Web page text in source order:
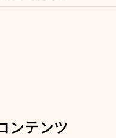
ンテンツ